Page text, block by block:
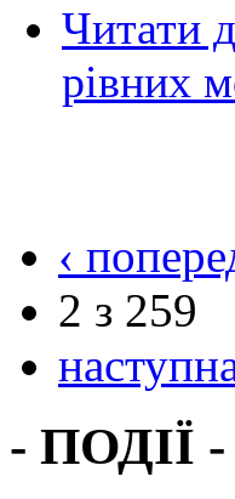
Читати
рівних
‹
2 з 259
- ПОДІЇ -